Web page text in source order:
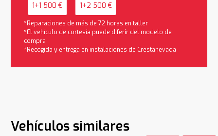
1+1 500 € 1+2 500 €
*Reparaciones de más de 72 horas en taller
*El vehículo de cortesía puede diferir del modelo de
compra
*Recogida y entrega en instalaciones de Crestanevada
Vehículos similares